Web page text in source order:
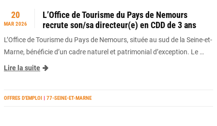
20
MAR 2026
L’Office de Tourisme du Pays de Nemours
recrute son/sa directeur(e) en CDD de 3 ans
L’Office de Tourisme du Pays de Nemours, située au sud de la Seine-et-
Marne, bénéficie d’un cadre naturel et patrimonial d’exception. Le …
Lire la suite
OFFRES D’EMPLOI | 77-SEINE-ET-MARNE